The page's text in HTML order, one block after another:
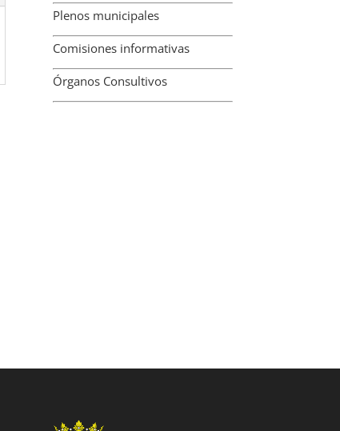
Plenos municipales
Comisiones informativas
Órganos Consultivos